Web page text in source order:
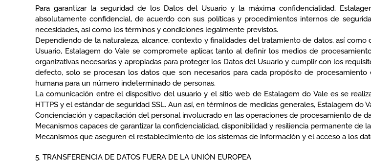
Para garantizar la seguridad de los Datos del Usuario y la máxima confidencialidad,
absolutamente confidencial, de acuerdo con sus políticas y procedimientos internos de
necesidades, así como los términos y condiciones legalmente previstos.
Dependiendo de la naturaleza, alcance, contexto y finalidades del tratamiento de datos, así
Usuario, Estalagem do Vale se compromete aplicar, tanto al definir los medios de
organizativas necesarias y apropiadas para proteger los Datos del Usuario y cumplir con los
defecto, solo se procesan los datos que son necesarios para cada propósito de
humana para un número indeterminado de personas.
La comunicación entre el dispositivo del usuario y el sitio web de Estalagem do Vale es se
HTTPS y el estándar de seguridad SSL. Aun así, en términos de medidas generales, Estalagem do
Concienciación y capacitación del personal involucrado en las operaciones de procesamiento de
Mecanismos capaces de garantizar la confidencialidad, disponibilidad y resiliencia permanente de
Mecanismos que aseguren el restablecimiento de los sistemas de información y el acceso a los
5. TRANSFERENCIA DE DATOS FUERA DE LA UNIÓN EUROPEA